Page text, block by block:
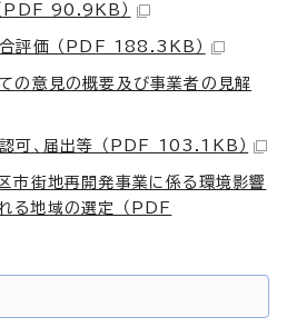
PDF 90.9KB）
評価 （PDF 188.3KB）
の意見の概要及び事業者の見解
可、届出等 （PDF 103.1KB）
街地再開発事業に係る環境影響
る地域の選定 （PDF